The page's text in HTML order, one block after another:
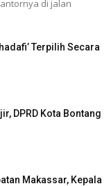
di jalan
Terpilih Secara
DPRD Kota Bontang
Makassar, Kepala